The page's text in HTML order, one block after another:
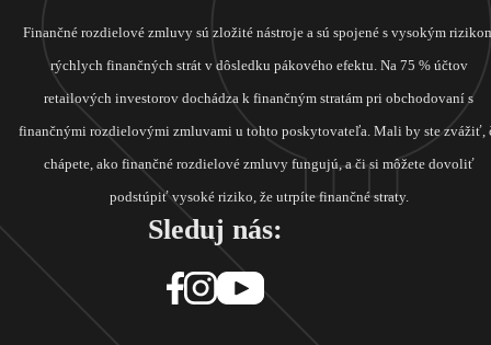
Finančné rozdielové zmluvy sú zložité nástroje a sú spojené s vysokým
rýchlych finančných strát v dôsledku pákového efektu. Na 75 % účtov
retailových investorov dochádza k finančným stratám pri obchodovaní s
finančnými rozdielovými zmluvami u tohto poskytovateľa. Mali by ste zvážiť,
chápete, ako finančné rozdielové zmluvy fungujú, a či si môžete dovoliť
podstúpiť vysoké riziko, že utrpíte finančné straty.
Sleduj nás: